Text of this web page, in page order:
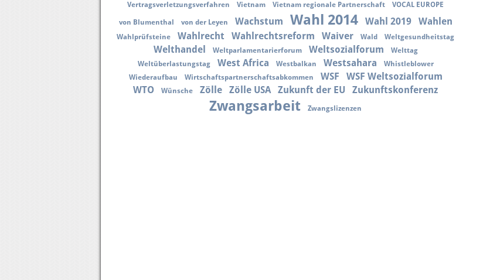
Vertragsverletzungsverfahren
Vietnam Vietnam regionale Partnerschaft VOCAL EUROPE
von Blumenthal von der Leyen Wachstum Wahl 2014 Wahl 2019 Wahlen
Wahlprüfsteine Wahlrecht Wahlrechtsreform Waiver Wald Weltgesundheitstag
Welthandel Weltparlamentarierforum Weltsozialforum
Welttag
Weltüberlastungstag
West Africa Westbalkan Westsahara
Whistleblower
Wiederaufbau
Wirtschaftspartnerschaftsabkommen WSF
WSF Weltsozialforum
WTO
Wünsche Zölle Zölle USA Zukunft der EU Zukunftskonferenz
Zwangsarbeit Zwangslizenzen